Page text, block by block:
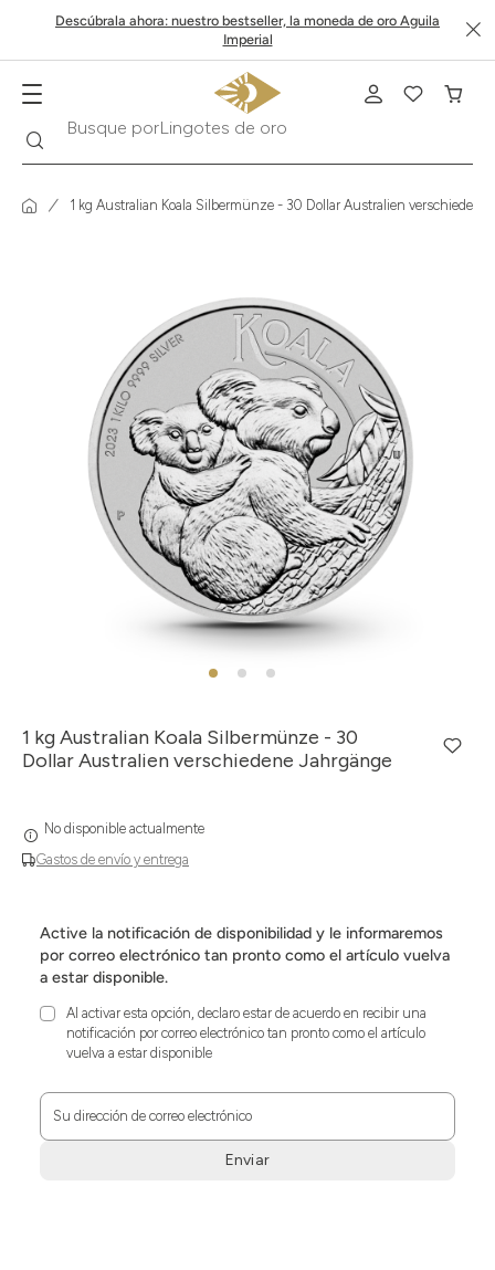
Descúbrala ahora: nuestro bestseller, la moneda de oro Aguila
Imperial
Busque por
Lingotes de oro
1 kg Australian Koala Silbermünze - 30 Dollar Australien verschiedene
1 kg Australian Koala Silbermünze - 30
Dollar Australien verschiedene Jahrgänge
Gastos de envío y entrega
No disponible actualmente
Active la notificación de disponibilidad y le informaremos
por correo electrónico tan pronto como el artículo vuelva
a estar disponible.
Al activar esta opción, declaro estar de acuerdo en recibir una
notificación por correo electrónico tan pronto como el artículo
vuelva a estar disponible
Su dirección de correo electrónico
Enviar